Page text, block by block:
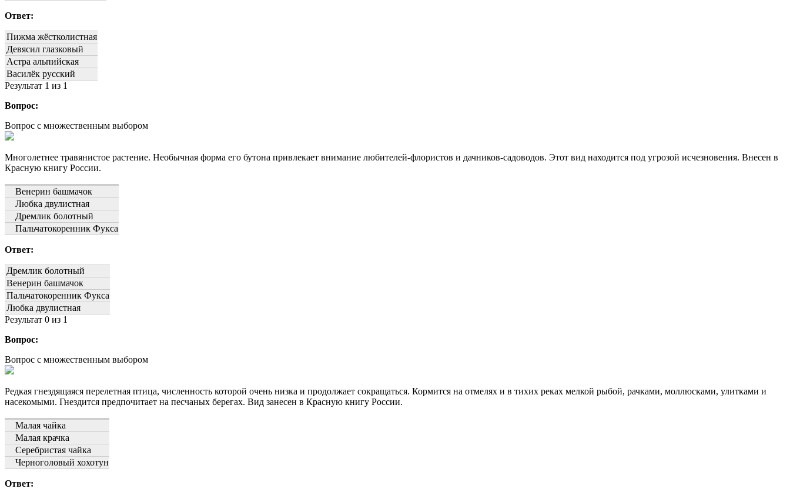
Ответ:
Пижма жёстколистная
Девясил глазковый
Астра альпийская
Василёк русский
Результат 1 из 1
Вопрос:
Вопрос с множественным выбором
Многолетнее травянистое растение. Необычная форма его бутона привлекает внимание любителей-флористов и дачников-садоводов. Этот вид находится под угрозой исчезновения. Внесен в
Красную книгу России.
Венерин башмачок
Любка двулистная
Дремлик болотный
Пальчатокоренник Фукса
Ответ:
Дремлик болотный
Венерин башмачок
Пальчатокоренник Фукса
Любка двулистная
Результат 0 из 1
Вопрос:
Вопрос с множественным выбором
Редкая гнездящаяся перелетная птица, численность которой очень низка и продолжает сокращаться. Кормится на отмелях и в тихих реках мелкой рыбой, рачками, моллюсками, улитками и
насекомыми. Гнездится предпочитает на песчаных берегах. Вид занесен в Красную книгу России.
Малая чайка
Малая крачка
Серебристая чайка
Черноголовый хохотун
Ответ: